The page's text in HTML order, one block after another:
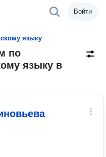
Войти
языку
по
языку в